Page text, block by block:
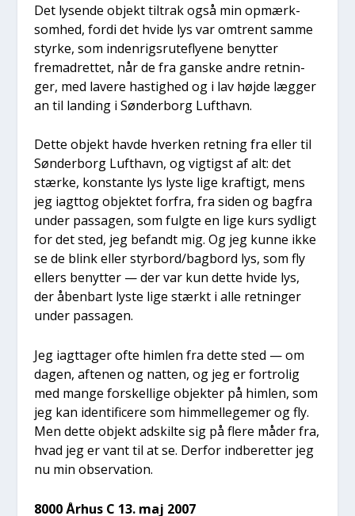
Det lysen­de objekt til­trak også min opmærk­
som­hed, for­di det hvi­de lys var omtrent sam­me
styr­ke, som inden­rigs­ru­te­fly­e­ne benyt­ter
fremad­ret­tet, når de fra gan­ske andre ret­nin­
ger, med lave­re hastig­hed og i lav høj­de læg­ger
an til lan­ding i Søn­der­borg Luft­havn.
Det­te objekt hav­de hver­ken ret­ning fra eller til
Søn­der­borg Luft­havn, og vig­tigst af alt: det
stær­ke, kon­stan­te lys lyste lige kraf­tigt, mens
jeg iagt­tog objek­tet for­fra, fra siden og bag­fra
under pas­sa­gen, som fulg­te en lige kurs syd­ligt
for det sted, jeg befandt mig. Og jeg kun­ne ikke
se de blink eller styrbord/bagbord lys, som fly
ellers benyt­ter — der var kun det­te hvi­de lys,
der åben­bart lyste lige stærkt i alle ret­nin­ger
under pas­sa­gen.
Jeg iagt­ta­ger ofte him­len fra det­te sted — om
dagen, afte­nen og nat­ten, og jeg er for­tro­lig
med man­ge for­skel­li­ge objek­ter på him­len, som
jeg kan iden­ti­fi­ce­re som him­mel­le­ge­mer og fly.
Men det­te objekt adskil­te sig på fle­re måder fra,
hvad jeg er vant til at se. Der­for ind­be­ret­ter jeg
nu min obser­va­tion.
8000 Århus C 13. maj 2007